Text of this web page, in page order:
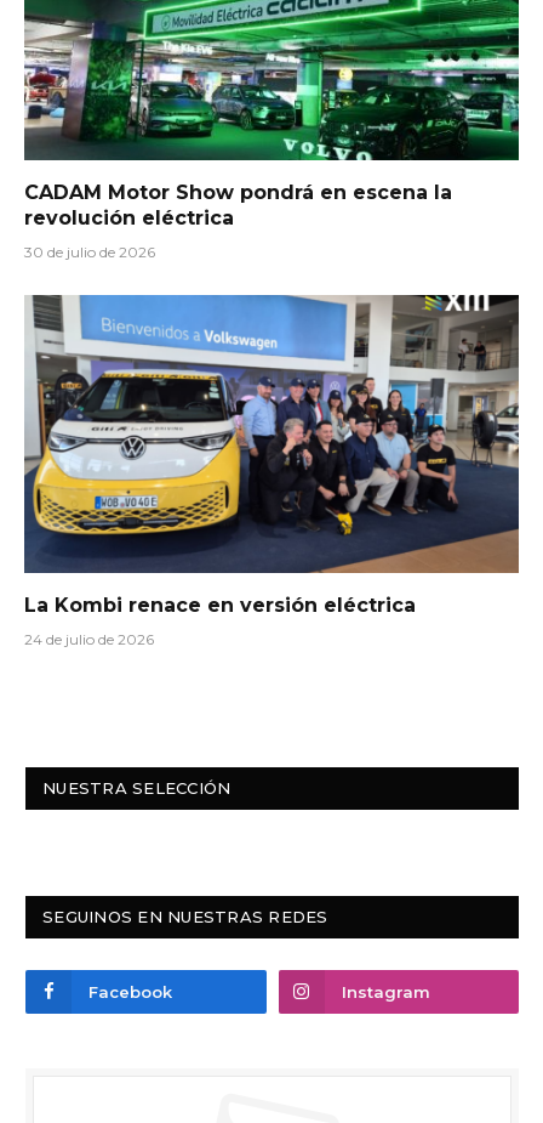
CADAM Motor Show pondrá en escena la
revolución eléctrica
30 de julio de 2026
La Kombi renace en versión eléctrica
24 de julio de 2026
NUESTRA SELECCIÓN
SEGUINOS EN NUESTRAS REDES
Facebook Instagram